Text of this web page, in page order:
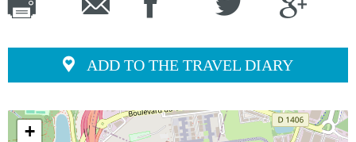
ADD TO THE TRAVEL DIARY
+